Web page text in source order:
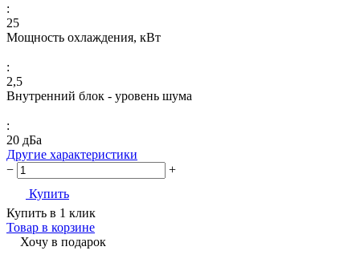
:
25
Мощность охлаждения, кВт
:
2,5
Внутренний блок - уровень шума
:
20 дБа
Другие характеристики
−
+
Купить
Купить в 1 клик
Товар в корзине
Хочу в подарок